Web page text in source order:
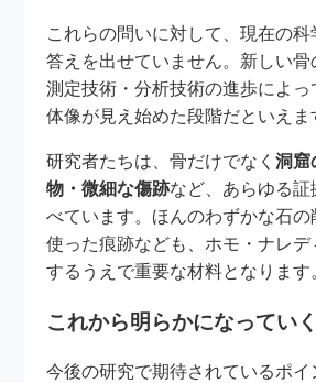
これらの問いに対して、現在の
答えを出せていません。新しい
測定技術・分析技術の進歩によっ
体像が見え始めた段階だといえま
研究者たちは、骨だけでなく洞窟
物・微細な傷跡など、あらゆる証
べています。ほんのわずかな石の
使った痕跡なども、ホモ・ナレデ
するうえで重要な材料となります
これから明らかになってい
今後の研究で期待されているポイ